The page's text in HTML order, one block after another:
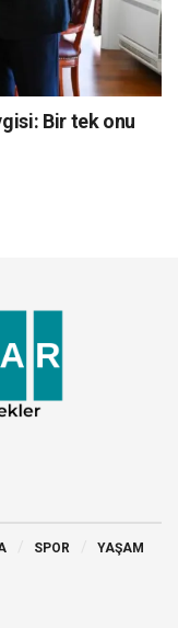
Bir tek onu
SPOR
YAŞAM